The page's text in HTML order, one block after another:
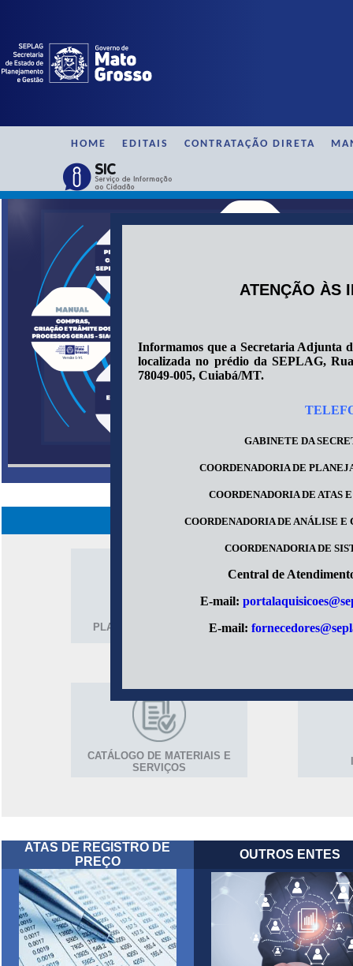
ATENÇÃO ÀS
Informamos que a Secretaria Adjunta
localizada no prédio da SEPLAG,
78049-005, Cuiabá/MT.
GABINETE DA
COORDENADORIA DE
COORDENADORIA DE ATAS
COORDENADORIA DE ANÁLISE E
COORDENADORIA DE
Central de
E-mail:
E-mail:
HOME EDITAIS CONTRATAÇÃO DIRETA
PLANO DE CONTRATAÇÃO
CATÁLOGO DE MATERIAIS E
SERVIÇOS
ATAS DE REGISTRO DE
PREÇO
OUTROS ENTES